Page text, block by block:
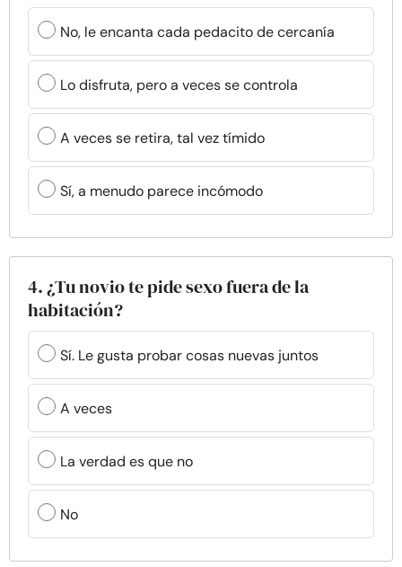
No, le encanta cada pedacito de cercanía
Lo disfruta, pero a veces se controla
A veces se retira, tal vez tímido
Sí, a menudo parece incómodo
4. ¿Tu novio te pide sexo fuera de la
habitación?
Sí. Le gusta probar cosas nuevas juntos
A veces
La verdad es que no
No